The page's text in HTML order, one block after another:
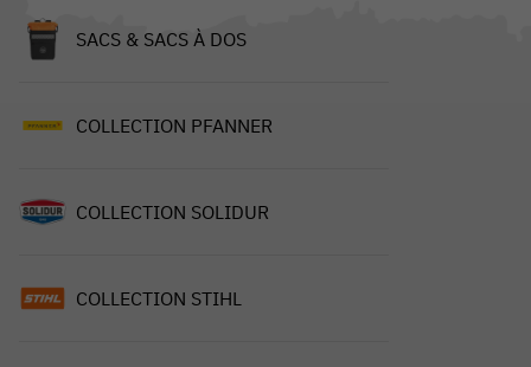
SACS & SACS À DOS
COLLECTION PFANNER
COLLECTION SOLIDUR
COLLECTION STIHL